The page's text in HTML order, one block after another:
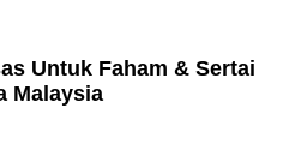
Untuk Faham & Sertai
Malaysia